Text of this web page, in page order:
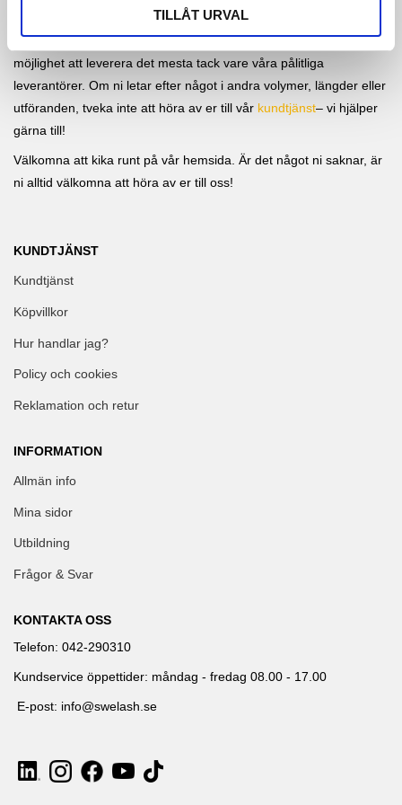
TILLÅT URVAL
I vår webbshop hittar du ett brett sortiment, men vi har även
möjlighet att leverera det mesta tack vare våra pålitliga
leverantörer. Om ni letar efter något i andra volymer, längder eller
utföranden, tveka inte att höra av er till vår kundtjänst– vi hjälper
gärna till!
Välkomna att kika runt på vår hemsida. Är det något ni saknar, är
ni alltid välkomna att höra av er till oss!
KUNDTJÄNST
Kundtjänst
Köpvillkor
Hur handlar jag?
Policy och cookies
Reklamation och retur
INFORMATION
Allmän info
Mina sidor
Utbildning
Frågor & Svar
KONTAKTA OSS
Telefon: 042-290310
Kundservice öppettider: måndag - fredag 08.00 - 17.00
E-post: info@swelash.se